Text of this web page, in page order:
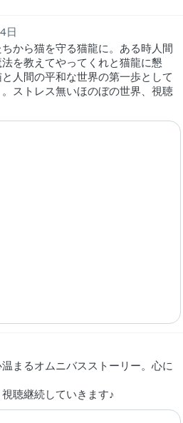
日
から猫を守る猫龍に。ある時人間
を教えてやってくれと猫龍に懇
人間の平和な世界の第一歩として
ストレス無いほのぼの世界、視聴
まるオムニバスストーリー。心に
聴継続していきます♪